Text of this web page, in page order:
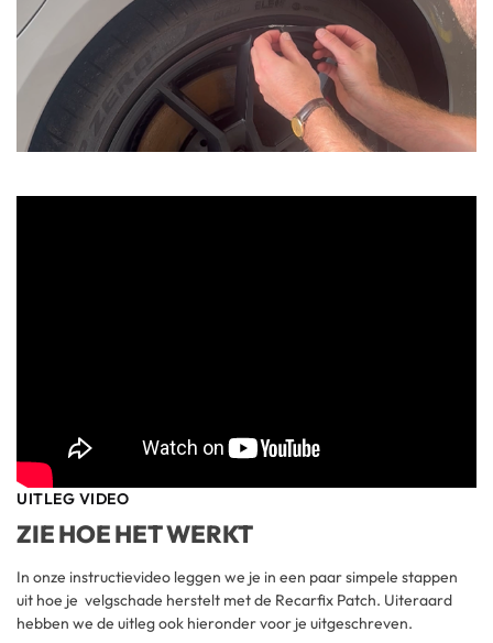
UITLEG VIDEO
ZIE HOE HET WERKT
In onze instructievideo leggen we je in een paar simpele stappen
uit hoe je velgschade herstelt met de Recarfix Patch. Uiteraard
hebben we de uitleg ook hieronder voor je uitgeschreven.